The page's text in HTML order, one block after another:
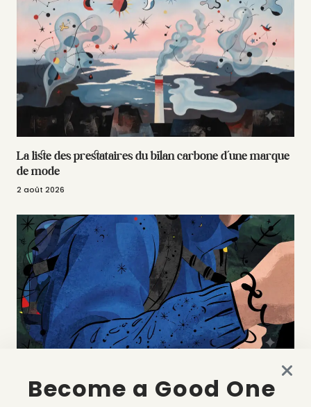
La liste des prestataires du bilan carbone d’une marque
de mode
2 août 2026
La liste des marques d’outdoor sans PFAS/PFAS-free
31 juillet 2026
Become a Good One